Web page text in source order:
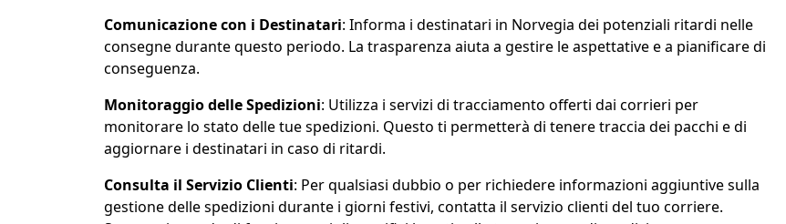
Comunicazione con i Destinatari: Informa i destinatari in Norvegia dei potenziali ritardi nelle
consegne durante questo periodo. La trasparenza aiuta a gestire le aspettative e a pianificare di
conseguenza.
Monitoraggio delle Spedizioni: Utilizza i servizi di tracciamento offerti dai corrieri per
monitorare lo stato delle tue spedizioni. Questo ti permetterà di tenere traccia dei pacchi e di
aggiornare i destinatari in caso di ritardi.
Consulta il Servizio Clienti: Per qualsiasi dubbio o per richiedere informazioni aggiuntive sulla
gestione delle spedizioni durante i giorni festivi, contatta il servizio clienti del tuo corriere.